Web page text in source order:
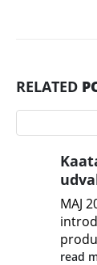
RELATED
MAJ
read